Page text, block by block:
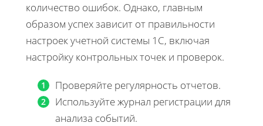
количество ошибок. Однако, главным
образом успех зависит от правильности
настроек учетной системы 1С, включая
настройку контрольных точек и проверок.
Проверяйте регулярность отчетов.
Используйте журнал регистрации для
анализа событий.